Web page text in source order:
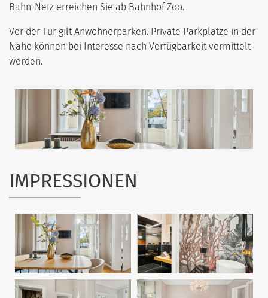
Bahn-Netz erreichen Sie ab Bahnhof Zoo.
Vor der Tür gilt Anwohnerparken. Private Parkplätze in der
Nähe können bei Interesse nach Verfügbarkeit vermittelt
werden.
IMPRESSIONEN